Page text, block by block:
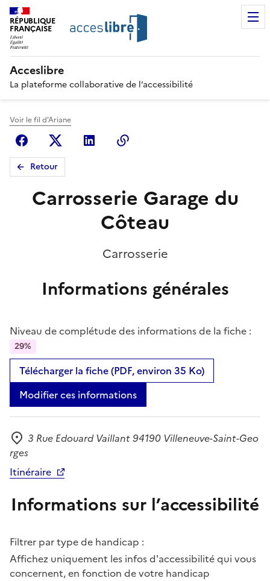
RÉPUBLIQUE
FRANÇAISE
Acceslibre
La plateforme collaborative de l’accessibilité
Voir le fil d'Ariane
FacebookX (anciennement Twitter)
Linkedin
Retour
Carrosserie Garage du
Côteau
Carrosserie
Informations générales
Niveau de complétude des informations de la fiche :
29%
Télécharger la fiche (PDF, environ 35 Ko)
Modifier ces informations
Adresse
3 Rue Edouard Vaillant 94190 Villeneuve-Saint-Geo
rges
Itinéraire
Informations sur l’accessibilité
Filtrer par type de handicap :
Affichez uniquement les infos d'accessibilité qui vous
concernent, en fonction de votre handicap